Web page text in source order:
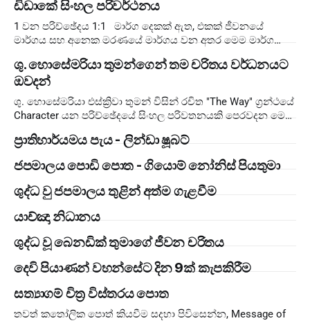
ඩිඩාකේ සිංහල පරිවර්ථනය
1 වන පරිච්ඡේදය 1:1 මාර්ග දෙකක් ඇත, එකක් ජීවනයේ
මාර්ගය සහ අනෙක මරණයේ මාර්ගය වන අතර මෙම මාර්ග
ශු. හොසේමරියා තුමන්ගෙන් තම චරිතය වර්ධනයට
ඔවදන්
ශු. හොසේමරියා එස්ක්‍රිවා තුමන් විසින් රචිත "The Way" ග්‍රන්ථයේ
Character යන පරිච්ඡේදයේ සිංහල පරිවතනයකි පෙරවදන මෙම
ප්‍රාතිහාර්යමය පැය - ලින්ඩා ෂූබට්
ජපමාලය​ පොඩි පොත​ - ගියොම් නෝනිස් පියතුමා
ශුද්ධ වු ජපමාලය තුළින් අත්ම ගැළවීම
යාච්ඤා නිධානය
ශුද්ධ වූ බෙනඩික් තුමාගේ ජීවන චරිතය
දෙවි පියාණන් වහන්සේට දින 9ක් කැපකිරීම
සත්‍යාගම් චිත්‍ර විස්තරය පොත
තවත් කතෝලික පොත් කියවීම සදහා පිවිසෙන්න, Message of